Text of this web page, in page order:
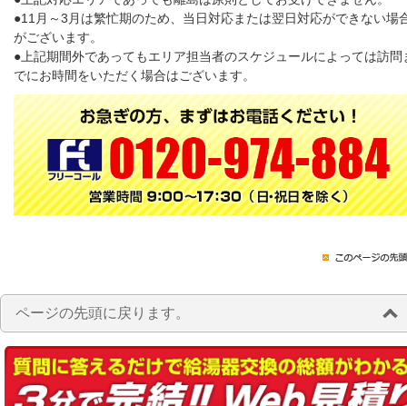
●11月～3月は繁忙期のため、当日対応または翌日対応ができない場
がございます。
●上記期間外であってもエリア担当者のスケジュールによっては訪問
でにお時間をいただく場合はございます。
ページの先頭に戻ります。